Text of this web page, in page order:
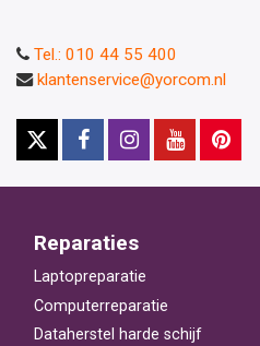
Tel.: 010 44 55 400
klantenservice@yorcom.nl
Reparaties
Laptopreparatie
Computerreparatie
Dataherstel harde schijf